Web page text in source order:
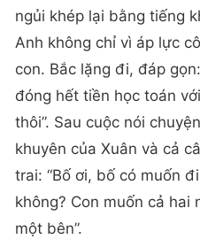
ngủi khép lại bằng tiếng
Anh không chỉ vì áp lực
con. Bắc lặng đi, đáp
đóng hết tiền học toán
thôi”. Sau cuộc nói
khuyên của Xuân và cả
trai: “Bố ơi, bố có muốn
không? Con muốn cả hai
một bên”.